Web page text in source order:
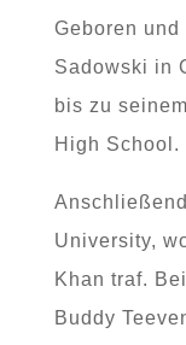
Geboren
Sadowski in
bis zu
High School.
University,
Khan traf.
Buddy